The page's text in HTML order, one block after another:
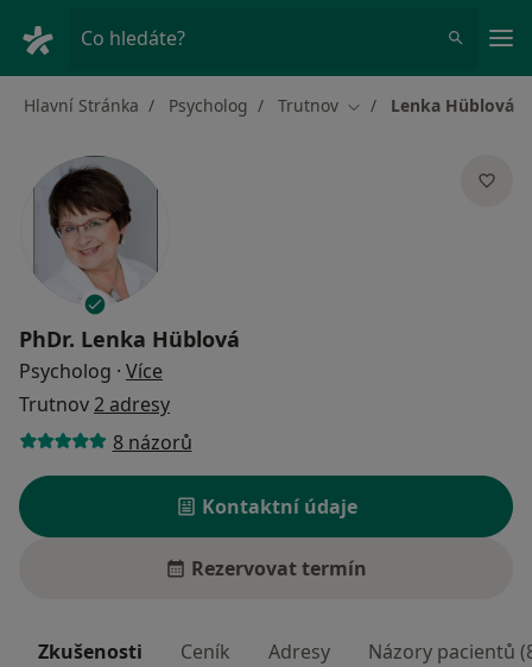
Co hledáte?
Hlavní Stránka Psycholog Trutnov Změna města
Lenka Hüblová
PhDr. Lenka Hüblová
Psycholog · Více
Trutnov2 adresy
8 názorů
Kontaktní údaje
Rezervovat termín
Zkušenosti Ceník Adresy Názory pacientů